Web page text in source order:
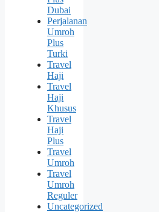
Dubai
Perjalanan
Umroh
Plus
Turki
Travel
Haji
Travel
Haji
Khusus
Travel
Haji
Plus
Travel
Umroh
Travel
Umroh
Reguler
Uncategorized